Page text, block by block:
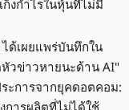
งกำไรในหุ้นที่ไม่มี
ด้เผยแพร่บันทึกใน
วข่าวหายนะด้าน AI"
ะการจากยุคดอตคอม:
การผลิตที่ไม่ได้ใช้